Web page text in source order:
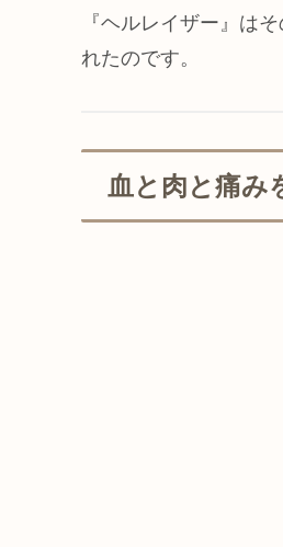
『ヘルレイザー』は
れたのです。
血と肉と痛み